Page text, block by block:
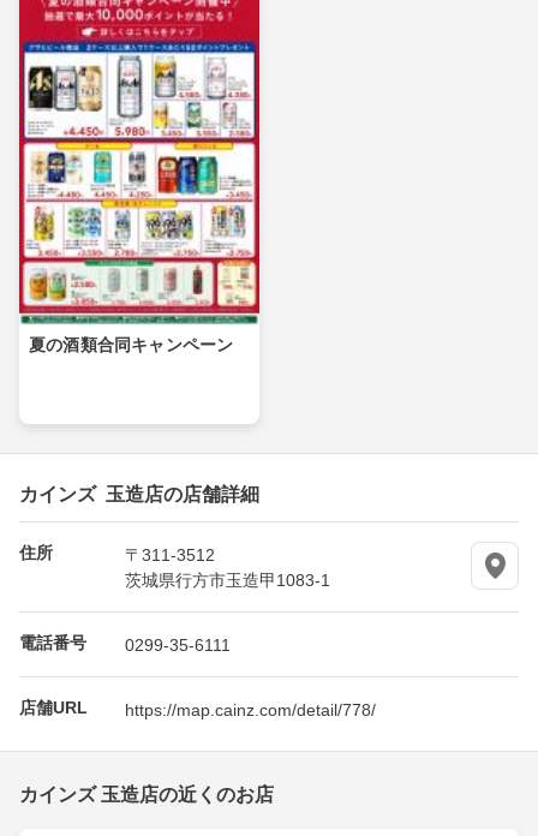
夏の酒類合同キャンペーン
カインズ 玉造店の店舗詳細
住所
〒311-3512
茨城県行方市玉造甲1083-1
電話番号 0299-35-6111
店舗URL https://map.cainz.com/detail/778/
カインズ 玉造店の近くのお店